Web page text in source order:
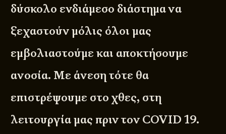
δύσκολο ενδιάμεσο διάστημα να
ξεχαστούν μόλις όλοι μας
εμβολιαστούμε και αποκτήσουμε
ανοσία. Με άνεση τότε θα
επιστρέψουμε στο χθες, στη
λειτουργία μας πριν τον COVID 19.